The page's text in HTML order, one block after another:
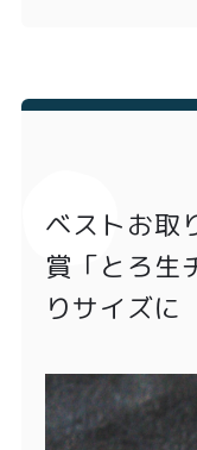
ベストお取
賞「とろ生
りサイズに